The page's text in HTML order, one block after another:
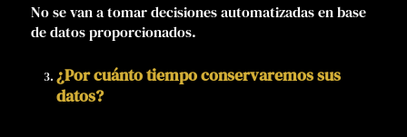
No se van a tomar decisiones automatizadas en base
de datos proporcionados.
¿Por cuánto tiempo conservaremos sus
datos?